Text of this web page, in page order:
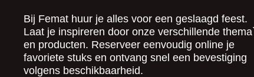
Bij Femat huur je alles voor een geslaagd feest.
Laat je inspireren door onze verschillende
en producten. Reserveer eenvoudig online je
favoriete stuks en ontvang snel een bevestiging
volgens beschikbaarheid.